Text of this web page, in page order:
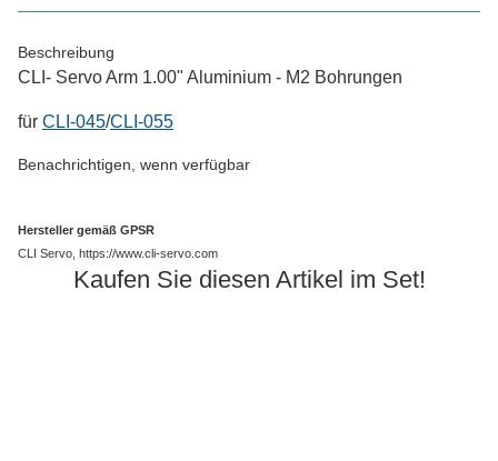
Beschreibung
CLI- Servo Arm 1.00" Aluminium - M2 Bohrungen
für CLI-045/CLI-055
Benachrichtigen, wenn verfügbar
Hersteller gemäß GPSR
CLI Servo, https://www.cli-servo.com
Kaufen Sie diesen Artikel im Set!